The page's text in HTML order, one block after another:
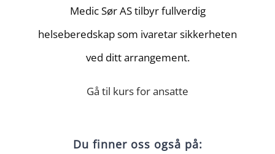
Medic Sør AS tilbyr fullverdig
helseberedskap som ivaretar sikkerheten
ved ditt arrangement.
Gå til kurs for ansatte
Du finner oss også på: